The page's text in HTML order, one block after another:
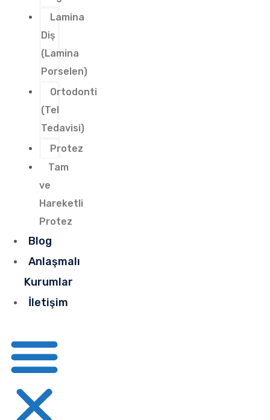
Lamina
Diş
(Lamina
Porselen)
Ortodonti
(Tel
Tedavisi)
Protez
Tam
ve
Hareketli
Protez
Blog
Anlaşmalı
Kurumlar
İletişim